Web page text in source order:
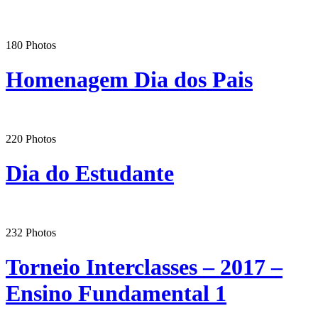
180 Photos
Homenagem Dia dos Pais
220 Photos
Dia do Estudante
232 Photos
Torneio Interclasses – 2017 –
Ensino Fundamental 1